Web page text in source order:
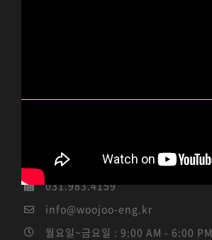
031.983.4184 / 010-5339-4114
031.983.4159
info@woojoo-eng.kr
월요일~금요일 : 9:00 AM - 6:00 PM